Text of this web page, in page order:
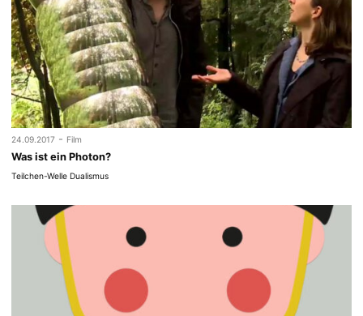
24.09.2017 - Film
Was ist ein Photon?
Teilchen-Welle Dualismus